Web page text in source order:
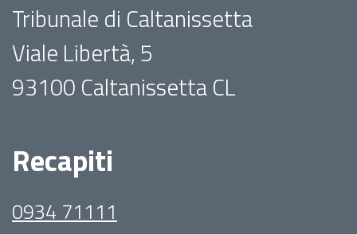
Tribunale di Caltanissetta
Viale Libertà, 5
93100 Caltanissetta CL
Recapiti
0934 71111